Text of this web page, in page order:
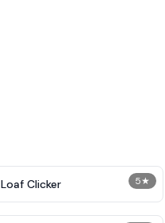
5★
Loaf Clicker